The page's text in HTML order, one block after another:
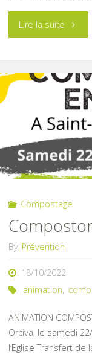
Lire la suite
la
de
Compostage
By Prévention
18/10/2022
animation,
ANIMATION
Orcival le samedi
l’Eglise Transfert